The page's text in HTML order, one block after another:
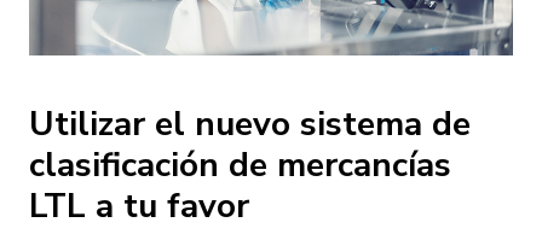
Utilizar el nuevo sistema de
clasificación de mercancías
LTL a tu favor